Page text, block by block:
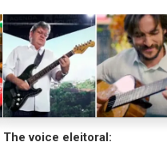
The voice eleitoral: